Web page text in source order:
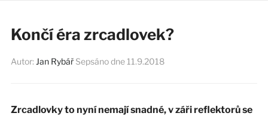
Končí éra zrcadlovek?
Autor: Jan Rybář Sepsáno dne 11.9.2018
Zrcadlovky to nyní nemají snadné, v záři reflektorů se